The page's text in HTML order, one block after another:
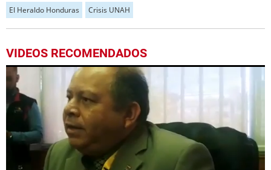
El Heraldo Honduras Crisis UNAH
VIDEOS RECOMENDADOS